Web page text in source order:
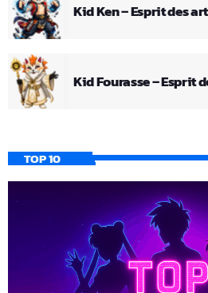
Kid Ken – Esprit des
Kid Fourasse – Esprit
TOP 10